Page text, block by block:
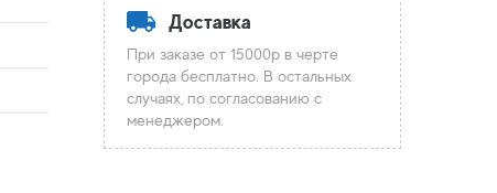
Доставка
При заказе от 15000р в черте
города бесплатно. В остальных
случаях, по согласованию с
менеджером.